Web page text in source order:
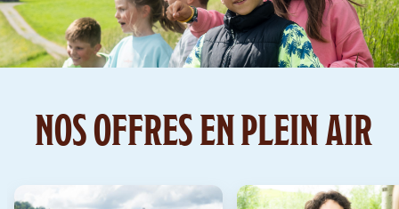
Ta
visite
d'achat
NOS OFFRES EN PLEIN AIR